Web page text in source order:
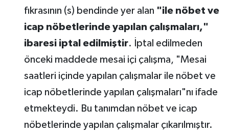
fıkrasının (s) bendinde yer alan "ile nöbet ve
icap nöbetlerinde yapılan çalışmaları,"
ibaresi iptal edilmiştir. İptal edilmeden
önceki maddede mesai içi çalışma, "Mesai
saatleri içinde yapılan çalışmalar ile nöbet ve
icap nöbetlerinde yapılan çalışmaları"nı ifade
etmekteydi. Bu tanımdan nöbet ve icap
nöbetlerinde yapılan çalışmalar çıkarılmıştır.